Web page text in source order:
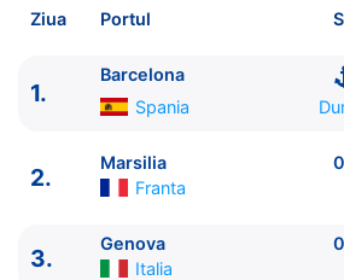
Plecare pe 19 Dec 2027 din
MSC Cruises
Ziua Portul
1.
Barcelona
Spania
2.
Marsilia
Franta
3.
Genova
Italia